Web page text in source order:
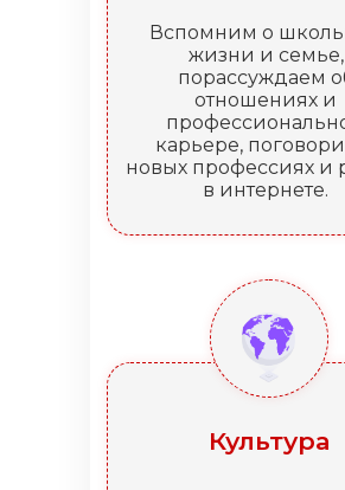
Вспомним о
жизни и семье,
порассуждаем
отношениях и
карьере,
новых профессиях и
в интернете.
Культура